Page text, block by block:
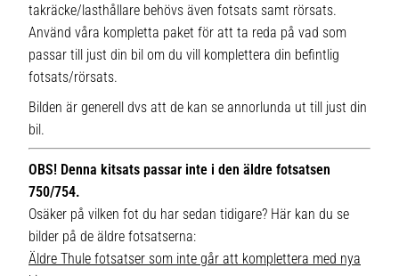
takräcke/lasthållare behövs även fotsats samt rörsats.
Använd våra kompletta paket för att ta reda på vad som
passar till just din bil om du vill komplettera din befintlig
fotsats/rörsats.
Bilden är generell dvs att de kan se annorlunda ut till just din
bil.
OBS! Denna kitsats passar inte i den äldre fotsatsen
750/754.
Osäker på vilken fot du har sedan tidigare? Här kan du se
bilder på de äldre fotsatserna:
Äldre Thule fotsatser som inte går att komplettera med nya